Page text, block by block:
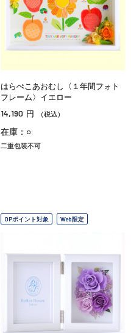
はらぺこあおむし〈１年間フォト
フレーム〉イエロー
14,190 円 （税込）
在庫：○
二重包装不可
OPポイント対象 Web限定